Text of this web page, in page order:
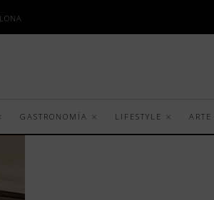
GASTRONOMÍA LIFESTYLE ARTE